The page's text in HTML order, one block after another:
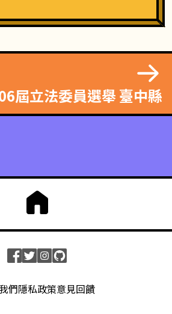
屆立法委員選舉 臺中縣
們隱私政策意見回饋